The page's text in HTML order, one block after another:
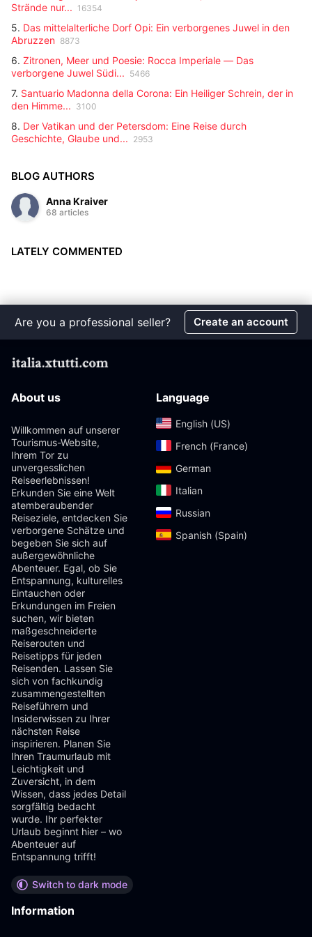
Strände nur... 16354
5. Das mittelalterliche Dorf Opi: Ein verborgenes Juwel in den
Abruzzen 8873
6. Zitronen, Meer und Poesie: Rocca Imperiale — Das
verborgene Juwel Südi... 5466
7. Santuario Madonna della Corona: Ein Heiliger Schrein, der in
den Himme... 3100
8. Der Vatikan und der Petersdom: Eine Reise durch
Geschichte, Glaube und... 2953
BLOG AUTHORS
Anna Kraiver
68 articles
LATELY COMMENTED
Are you a professional seller? Create an account
About us
Willkommen auf unserer
Tourismus-Website,
Ihrem Tor zu
unvergesslichen
Reiseerlebnissen!
Erkunden Sie eine Welt
atemberaubender
Reiseziele, entdecken Sie
verborgene Schätze und
begeben Sie sich auf
außergewöhnliche
Abenteuer. Egal, ob Sie
Entspannung, kulturelles
Eintauchen oder
Erkundungen im Freien
suchen, wir bieten
maßgeschneiderte
Reiserouten und
Reisetipps für jeden
Reisenden. Lassen Sie
sich von fachkundig
zusammengestellten
Reiseführern und
Insiderwissen zu Ihrer
nächsten Reise
inspirieren. Planen Sie
Ihren Traumurlaub mit
Leichtigkeit und
Zuversicht, in dem
Wissen, dass jedes Detail
sorgfältig bedacht
wurde. Ihr perfekter
Urlaub beginnt hier – wo
Abenteuer auf
Entspannung trifft!
Switch to dark mode
Language
English (US)‎
French (France)‎
German‎
Italian‎
Russian‎
Spanish (Spain)‎
Information